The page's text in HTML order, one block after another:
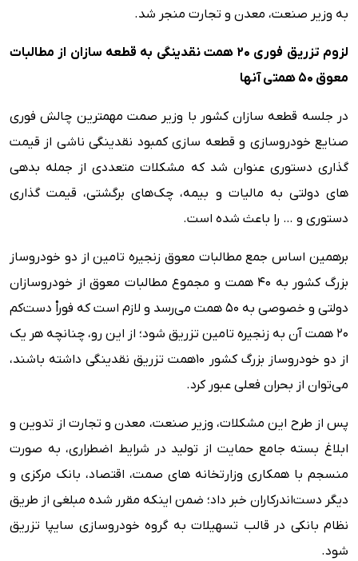
به وزیر صنعت، معدن و تجارت منجر شد.
لزوم تزریق فوری ۲۰ همت نقدینگی به قطعه سازان از مطالبات
معوق ۵۰ همتی آنها
در جلسه قطعه سازان کشور با وزیر صمت مهمترین چالش فوری
صنایع خودروسازی و قطعه سازی کمبود نقدینگی ناشی از قیمت
گذاری دستوری عنوان شد که مشکلات متعددی از جمله بدهی
های دولتی به مالیات و بیمه، چک‌های برگشتی، قیمت گذاری
دستوری و … را باعث شده است.
برهمین اساس جمع مطالبات معوق زنجیره تامین از دو خودروساز
بزرگ کشور به ۴۰ همت و مجموع مطالبات معوق از خودروسازان
دولتی و خصوصی به ۵۰ همت می‌رسد و لازم است که فوراْ دست‌کم
۲۰ همت آن به زنجیره تامین تزریق شود؛ از این رو، چنانچه هر یک
از دو خودروساز بزرگ کشور ۱۰همت تزریق نقدینگی داشته باشند،
می‌توان از بحران فعلی عبور کرد.
پس از طرح این مشکلات، وزیر صنعت، معدن و تجارت از تدوین و
ابلاغ بسته جامع حمایت از تولید در شرایط اضطراری، به صورت
منسجم با همکاری وزارتخانه های صمت، اقتصاد، بانک مرکزی و
دیگر دست‌اندرکاران خبر داد؛ ضمن اینکه مقرر شده مبلغی از طریق
نظام بانکی در قالب تسهیلات به گروه خودروسازی سایپا تزریق
شود.